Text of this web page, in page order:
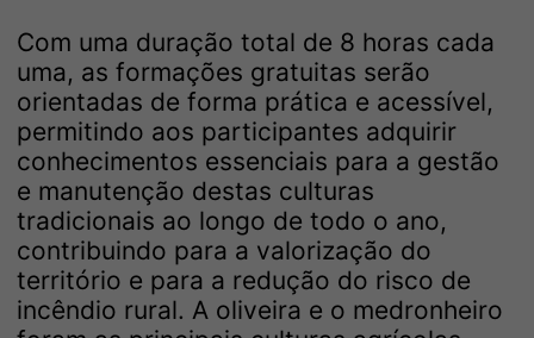
Com uma duração total de 8 horas cada
uma, as formações gratuitas serão
orientadas de forma prática e acessível,
permitindo aos participantes adquirir
conhecimentos essenciais para a gestão
e manutenção destas culturas
tradicionais ao longo de todo o ano,
contribuindo para a valorização do
território e para a redução do risco de
incêndio rural. A oliveira e o medronheiro